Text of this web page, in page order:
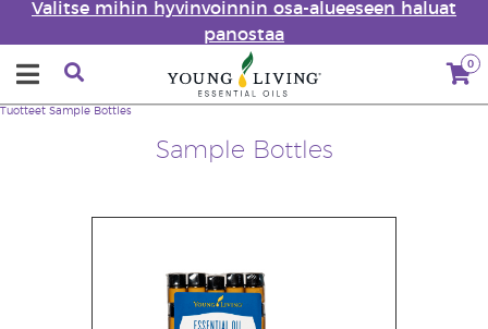
Valitse mihin hyvinvoinnin osa-alueeseen haluat
panostaa
0
Sample Bottles
Tuotteet Sample Bottles